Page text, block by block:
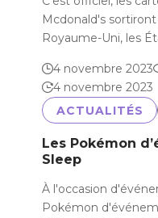
Mcdonald's
Royaume-Uni, les
4 novembre 2023
4 novembre 2023
ACTUALITÉS
Les Pokémon
Sleep
À l'occasion
Pokémon